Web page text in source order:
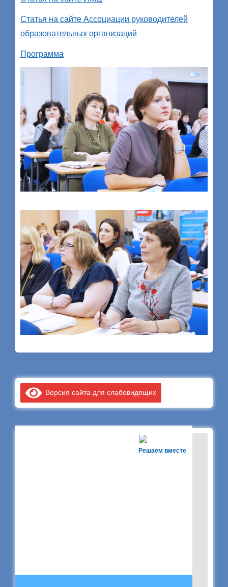
Статья на сайте Ассоциации руководителей
образовательных организаций
Программа
Версия сайта для слабовидящих
Решаем вместе